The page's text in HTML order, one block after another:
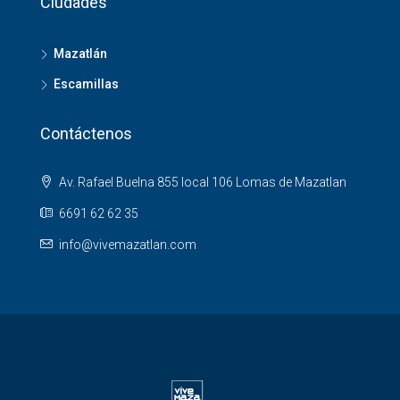
Mazatlán
Escamillas
Contáctenos
Av. Rafael Buelna 855 local 106 Lomas de Mazatlan
6691 62 62 35
info@vivemazatlan.com